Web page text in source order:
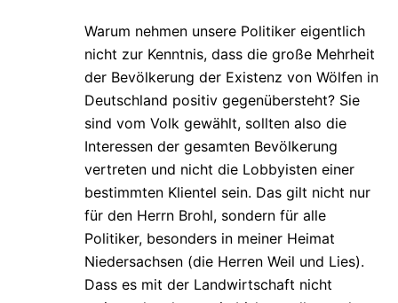
Warum nehmen unsere Politiker eigentlich
nicht zur Kenntnis, dass die große Mehrheit
der Bevölkerung der Existenz von Wölfen in
Deutschland positiv gegenübersteht? Sie
sind vom Volk gewählt, sollten also die
Interessen der gesamten Bevölkerung
vertreten und nicht die Lobbyisten einer
bestimmten Klientel sein. Das gilt nicht nur
für den Herrn Brohl, sondern für alle
Politiker, besonders in meiner Heimat
Niedersachsen (die Herren Weil und Lies).
Dass es mit der Landwirtschaft nicht